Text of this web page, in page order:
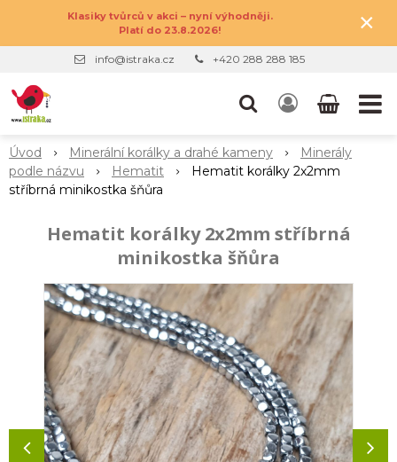
Klasiky tvůrců v akci – nyní výhodněji.
Platí do 23.8.2026!
×
info@istraka.cz +420 288 288 185
Úvod Minerální korálky a drahé kameny
Minerály
podle názvu
Hematit
Hematit korálky 2x2mm
stříbrná minikostka šňůra
Hematit korálky 2x2mm stříbrná
minikostka šňůra